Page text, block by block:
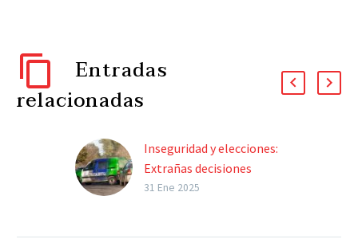
Entradas
relacionadas
Inseguridad y elecciones:
Extrañas decisiones
políticas.
31 Ene 2025